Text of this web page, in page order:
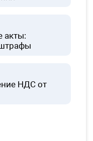
акты:
НДС от